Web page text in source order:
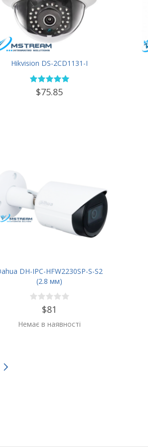
Hikvision DS-2CD1131-I
$75.85
DH-IPC-HFW2230SP-S-S2
(2.8 мм)
$81
Немає в наявності